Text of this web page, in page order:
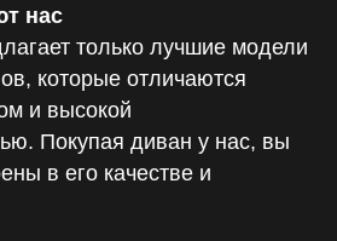
нас
только лучшие модели
которые отличаются
и высокой
Покупая диван у нас, вы
в его качестве и